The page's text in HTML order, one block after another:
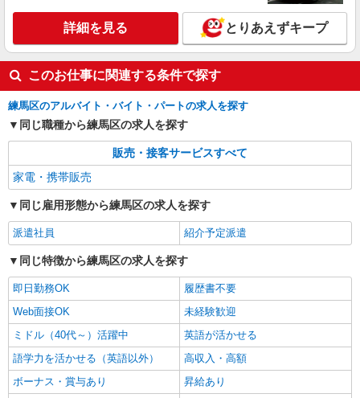
ソフトバンク光が丘店
ソフトバンクショップの携帯販売スタッフ
月給 233,500円 〜 260,200円 固定残業代:
23,500円 〜 26,200円（15時間相当） ＊＿ 試用期
間あり 6ヶ月 月給25万円以上 ※経験・能力による
【試用期間】月給 233500 円 〜 260200 円
■ソフトバンク光が丘店 東京都 練馬区 光が丘
5丁目 1‐1 IMA3F
キープ 詳細を見る
詳細を見る とりあえずキープ
このお仕事に関連する条件で探す
練馬区のアルバイト・バイト・パートの求人を探す
同じ職種から練馬区の求人を探す
販売・接客サービスすべて
家電・携帯販売
同じ雇用形態から練馬区の求人を探す
派遣社員 紹介予定派遣
同じ特徴から練馬区の求人を探す
即日勤務OK
履歴書不要
Web面接OK
未経験歓迎
ミドル（40代～）活躍中
英語が活かせる
語学力を活かせる（英語以外）
高収入・高額
ボーナス・賞与あり
昇給あり